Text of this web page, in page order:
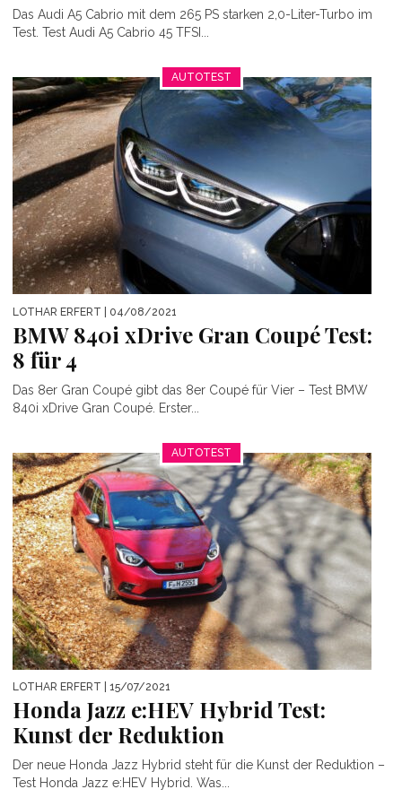
Das Audi A5 Cabrio mit dem 265 PS starken 2,0-Liter-Turbo im
Test. Test Audi A5 Cabrio 45 TFSI...
AUTOTEST
LOTHAR ERFERT | 04/08/2021
BMW 840i xDrive Gran Coupé Test:
8 für 4
Das 8er Gran Coupé gibt das 8er Coupé für Vier – Test BMW
840i xDrive Gran Coupé. Erster...
AUTOTEST
LOTHAR ERFERT | 15/07/2021
Honda Jazz e:HEV Hybrid Test:
Kunst der Reduktion
Der neue Honda Jazz Hybrid steht für die Kunst der Reduktion –
Test Honda Jazz e:HEV Hybrid. Was...